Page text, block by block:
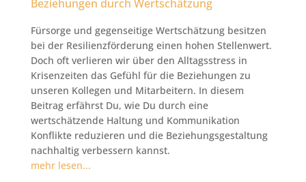
Beziehungen durch Wertschätzung
Fürsorge und gegenseitige Wertschätzung besitzen
bei der Resilienzförderung einen hohen Stellenwert.
Doch oft verlieren wir über den Alltagsstress in
Krisenzeiten das Gefühl für die Beziehungen zu
unseren Kollegen und Mitarbeitern. In diesem
Beitrag erfährst Du, wie Du durch eine
wertschätzende Haltung und Kommunikation
Konflikte reduzieren und die Beziehungsgestaltung
nachhaltig verbessern kannst.
mehr lesen...